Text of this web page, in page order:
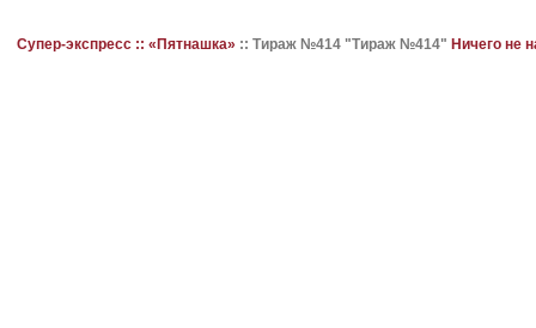
Супер-экспресс :: «Пятнашка» :: Тираж №414 "Тираж №414" Ничего не